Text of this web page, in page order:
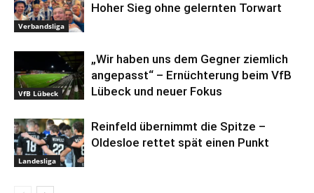
Verbandsliga
Hoher Sieg ohne gelernten Torwart
VfB Lübeck
„Wir haben uns dem Gegner ziemlich
angepasst“ – Ernüchterung beim VfB
Lübeck und neuer Fokus
Landesliga
Reinfeld übernimmt die Spitze –
Oldesloe rettet spät einen Punkt